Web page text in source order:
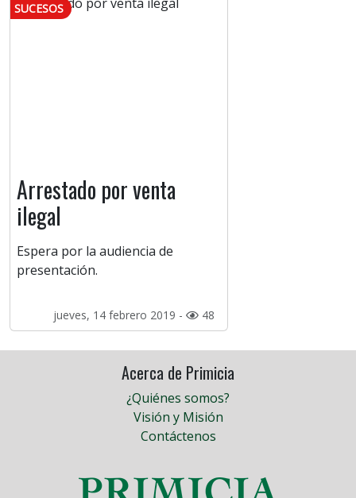
SUCESOS
Arrestado por venta
ilegal
Espera por la audiencia de
presentación.
jueves, 14 febrero 2019 - 48
Acerca de Primicia
¿Quiénes somos?
Visión y Misión
Contáctenos